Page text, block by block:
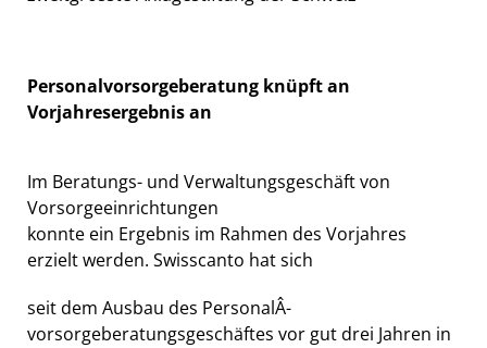
Personalvorsorgeberatung knüpft an
Vorjahresergebnis an
Im Beratungs- und Verwaltungsgeschäft von
Vorsorgeeinrichtungen
konnte ein Ergebnis im Rahmen des Vorjahres
erzielt werden. Swisscanto hat sich
seit dem Ausbau des PersonalÂ­
vorsorgeberatungsgeschäftes vor gut drei Jahren in